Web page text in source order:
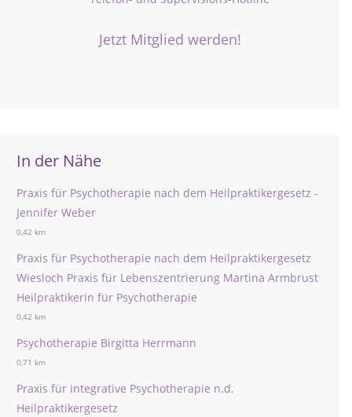
Jetzt Mitglied werden!
In der Nähe
Praxis für Psychotherapie nach dem Heilpraktikergesetz -
Jennifer Weber
0,42 km
Praxis für Psychotherapie nach dem Heilpraktikergesetz
Wiesloch Praxis für Lebenszentrierung Martina Armbrust
Heilpraktikerin für Psychotherapie
0,42 km
Psychotherapie Birgitta Herrmann
0,71 km
Praxis für integrative Psychotherapie n.d.
Heilpraktikergesetz